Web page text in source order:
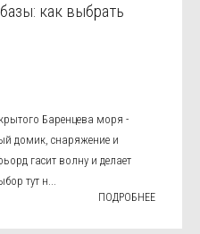
как выбрать
Баренцева моря -
домик, снаряжение и
гасит волну и делает
тут н...
ПОДРОБНЕЕ